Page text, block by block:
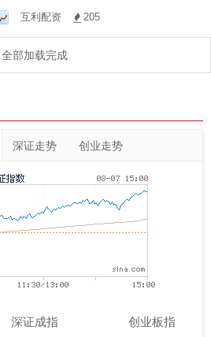
，提升盈利！
互利配资 205
全部加载完成
深证走势 创业走势
深证成指 创业板指